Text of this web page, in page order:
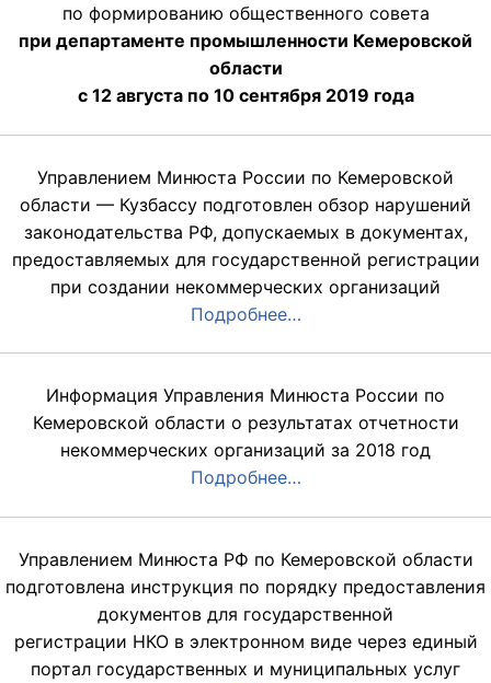
по формированию общественного совета
при департаменте промышленности Кемеровской
области
с 12 августа по 10 сентября 2019 года
Управлением Минюста России по Кемеровской
области — Кузбассу подготовлен обзор нарушений
законодательства РФ, допускаемых в документах,
предоставляемых для государственной регистрации
при создании некоммерческих организаций
Подробнее…
Информация Управления Минюста России по
Кемеровской области о результатах отчетности
некоммерческих организаций за 2018 год
Подробнее…
Управлением Минюста РФ по Кемеровской области
подготовлена инструкция по порядку предоставления
документов для государственной
регистрации НКО в электронном виде через единый
портал государственных и муниципальных услуг